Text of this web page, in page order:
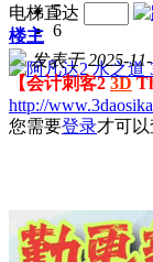
5
6
电梯直达
楼主
发表于 2025-
【会计刺客23D
http://
您需要登录才可